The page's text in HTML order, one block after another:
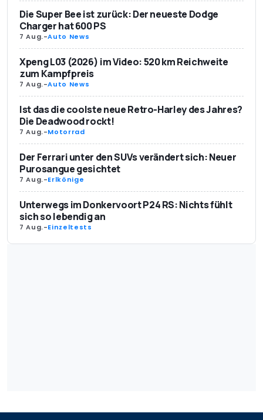
Die Super Bee ist zurück: Der neueste Dodge
Charger hat 600 PS
7 Aug.-Auto News
Xpeng L03 (2026) im Video: 520 km Reichweite
zum Kampfpreis
7 Aug.-Auto News
Ist das die coolste neue Retro-Harley des Jahres?
Die Deadwood rockt!
7 Aug.-Motorrad
Der Ferrari unter den SUVs verändert sich: Neuer
Purosangue gesichtet
7 Aug.-Erlkönige
Unterwegs im Donkervoort P24 RS: Nichts fühlt
sich so lebendig an
7 Aug.-Einzeltests